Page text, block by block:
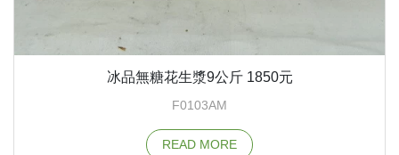
冰品無糖花生漿9公斤 1850元
F0103AM
READ MORE